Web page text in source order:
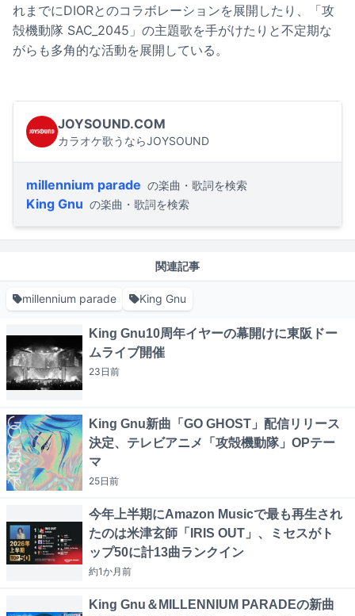
れまでにDIORとのコラボレーションを展開したり、「攻
殻機動隊 SAC_2045」の主題歌を手がけたりと不定期な
がらも多角的な活動を展開している。
JOYSOUND.COM
カラオケ歌うならJOYSOUND
millennium parade の楽曲・歌詞を検索
King Gnu の楽曲・歌詞を検索
関連記事
millennium parade King Gnu
King Gnu10周年イヤーの幕開けに東阪ドー
ムライブ開催
23日前
King Gnu新曲「GO GHOST」配信リリース
決定、テレビアニメ「攻殻機動隊」OPテー
マ
25日前
今年上半期にAmazon Musicで最も再生され
たのは米津玄師「IRIS OUT」、ミセスがト
ップ50に計13曲ランクイン
約1か月前
King Gnu＆MILLENNIUM PARADEの新曲